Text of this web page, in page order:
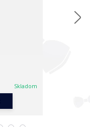
Skladom